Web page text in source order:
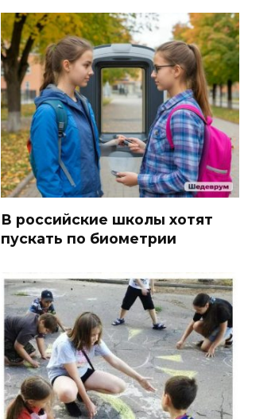
В российские школы хотят
пускать по биометрии